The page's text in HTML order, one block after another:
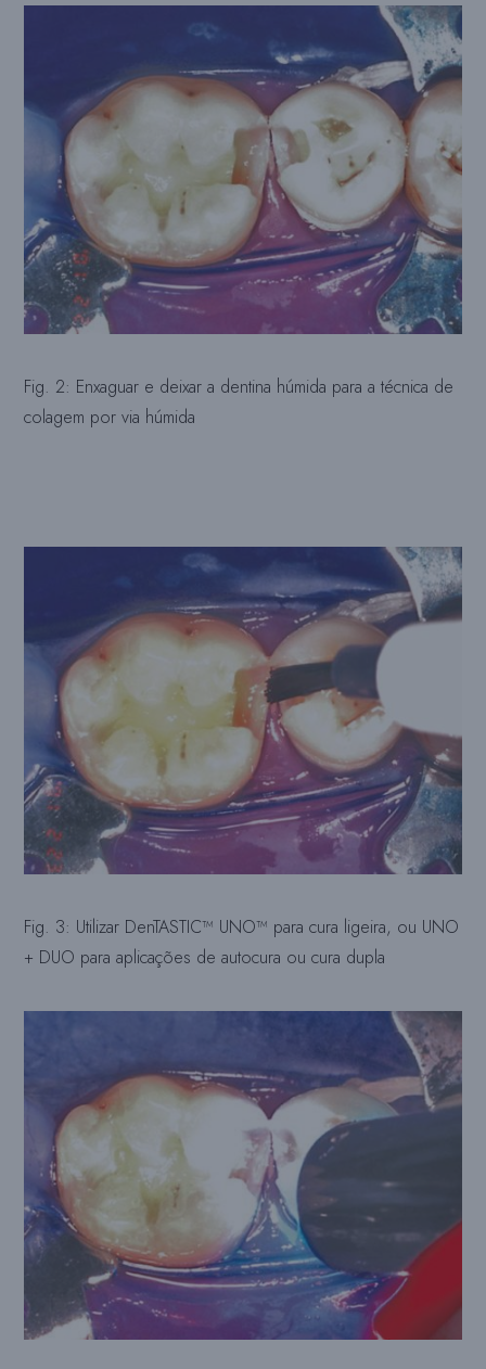
Fig. 2: Enxaguar e deixar a dentina húmida para a técnica de
colagem por via húmida
Fig. 3: Utilizar DenTASTIC™ UNO™ para cura ligeira, ou UNO
+ DUO para aplicações de autocura ou cura dupla